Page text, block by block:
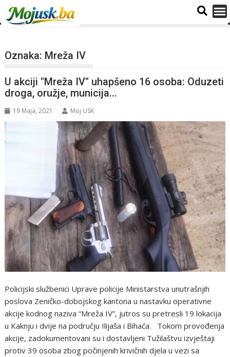
Oznaka: Mreža IV
U akciji "Mreža IV" uhapšeno 16 osoba: Oduzeti
droga, oružje, municija...
19 Maja, 2021 Moj USK
Policijski službenici Uprave policije Ministarstva unutrašnjih
poslova Zeničko-dobojskog kantona u nastavku operativne
akcije kodnog naziva “Mreža IV”, jutros su pretresli 19 lokacija
u Kaknju i dvije na području Ilijaša i Bihaća. Tokom provođenja
akcije, zadokumentovani su i dostavljeni Tužilaštvu izvještaji
protiv 39 osoba zbog počinjenih krivičnih djela u vezi sa